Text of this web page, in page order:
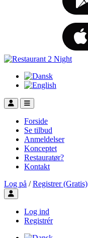
Forside
Se tilbud
Anmeldelser
Konceptet
Restauratør?
Kontakt
Log på / Registrer (Gratis)
Toggle user menu
Log ind
Registrér